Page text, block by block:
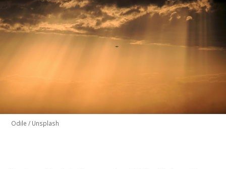
Odile / Unsplash